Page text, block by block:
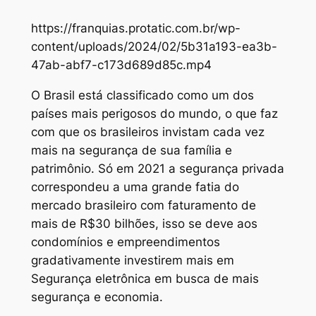
https://franquias.protatic.com.br/wp-
content/uploads/2024/02/5b31a193-ea3b-
47ab-abf7-c173d689d85c.mp4
O Brasil está classificado como um dos
países mais perigosos do mundo, o que faz
com que os brasileiros invistam cada vez
mais na segurança de sua família e
patrimônio. Só em 2021 a segurança privada
correspondeu a uma grande fatia do
mercado brasileiro com faturamento de
mais de R$30 bilhões, isso se deve aos
condomínios e empreendimentos
gradativamente investirem mais em
Segurança eletrônica em busca de mais
segurança e economia.